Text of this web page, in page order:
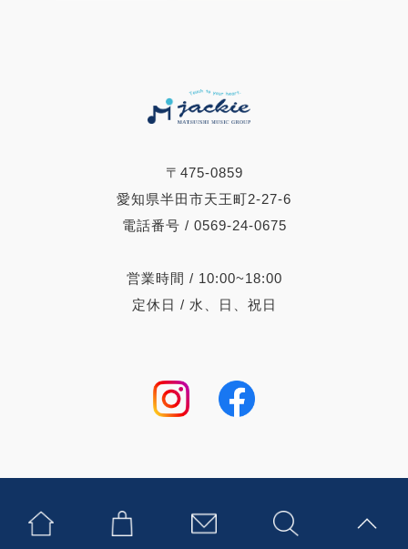
〒475-0859
愛知県半田市天王町2-27-6
電話番号 / 0569-24-0675
営業時間 / 10:00~18:00
定休日 / 水、日、祝日
プライバシーポリシー / 特定商取引法に基づく表記